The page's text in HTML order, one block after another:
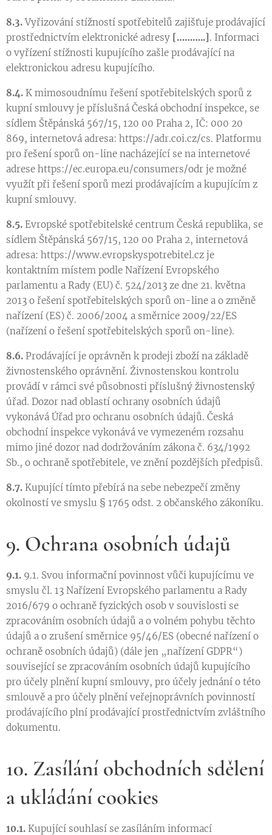
8.3.Vyřizování stížností spotřebitelů zajišťuje prodávající
prostřednictvím elektronické adresy [………..]. Informaci
o vyřízení stížnosti kupujícího zašle prodávající na
elektronickou adresu kupujícího.
8.4. K mimosoudnímu řešení spotřebitelských sporů z
kupní smlouvy je příslušná Česká obchodní inspekce, se
sídlem Štěpánská 567/15, 120 00 Praha 2, IČ: 000 20
869, internetová adresa: https://adr.coi.cz/cs. Platformu
pro řešení sporů on-line nacházející se na internetové
adrese https://ec.europa.eu/consumers/odr je možné
využít při řešení sporů mezi prodávajícím a kupujícím z
kupní smlouvy.
8.5. Evropské spotřebitelské centrum Česká republika, se
sídlem Štěpánská 567/15, 120 00 Praha 2, internetová
adresa: https://www.evropskyspotrebitel.cz je
kontaktním místem podle Nařízení Evropského
parlamentu a Rady (EU) č. 524/2013 ze dne 21. května
2013 o řešení spotřebitelských sporů on-line a o změně
nařízení (ES) č. 2006/2004 a směrnice 2009/22/ES
(nařízení o řešení spotřebitelských sporů on-line).
8.6. Prodávající je oprávněn k prodeji zboží na základě
živnostenského oprávnění. Živnostenskou kontrolu
provádí v rámci své působnosti příslušný živnostenský
úřad. Dozor nad oblastí ochrany osobních údajů
vykonává Úřad pro ochranu osobních údajů. Česká
obchodní inspekce vykonává ve vymezeném rozsahu
mimo jiné dozor nad dodržováním zákona č. 634/1992
Sb., o ochraně spotřebitele, ve znění pozdějších předpisů.
8.7. Kupující tímto přebírá na sebe nebezpečí změny
okolností ve smyslu § 1765 odst. 2 občanského zákoníku.
9. Ochrana osobních údajů
9.1. 9.1. Svou informační povinnost vůči kupujícímu ve
smyslu čl. 13 Nařízení Evropského parlamentu a Rady
2016/679 o ochraně fyzických osob v souvislosti se
zpracováním osobních údajů a o volném pohybu těchto
údajů a o zrušení směrnice 95/46/ES (obecné nařízení o
ochraně osobních údajů) (dále jen „nařízení GDPR“)
související se zpracováním osobních údajů kupujícího
pro účely plnění kupní smlouvy, pro účely jednání o této
smlouvě a pro účely plnění veřejnoprávních povinností
prodávajícího plní prodávající prostřednictvím zvláštního
dokumentu.
10. Zasílání obchodních sdělení
a ukládání cookies
10.1. Kupující souhlasí se zasíláním informací